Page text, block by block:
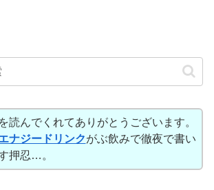
読んでくれてありがとうございます。
ナジードリンクがぶ飲みで徹夜で書い
押忍…。